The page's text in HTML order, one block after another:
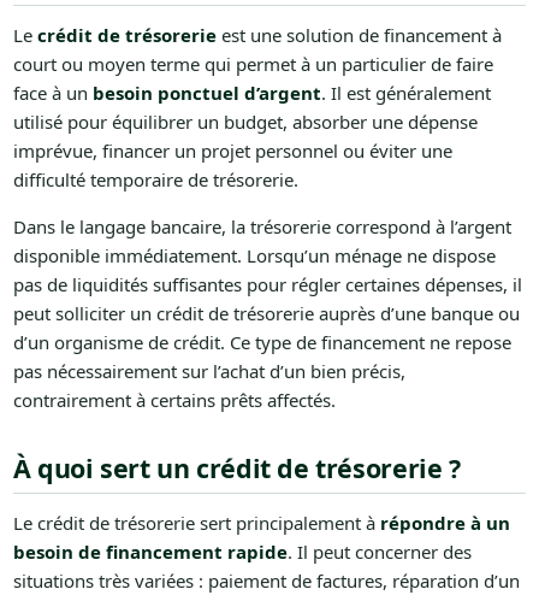
Le crédit de trésorerieest une solution de financement à
court ou moyen terme qui permet à un particulier de faire
face à un besoin ponctuel d’argent. Il est généralement
utilisé pour équilibrer un budget, absorber une dépense
imprévue, financer un projet personnel ou éviter une
difficulté temporaire de trésorerie.
Dans le langage bancaire, la trésorerie correspond à l’argent
disponible immédiatement. Lorsqu’un ménage ne dispose
pas de liquidités suffisantes pour régler certaines dépenses, il
peut solliciter un crédit de trésorerie auprès d’une banque ou
d’un organisme de crédit. Ce type de financement ne repose
pas nécessairement sur l’achat d’un bien précis,
contrairement à certains prêts affectés.
À quoi sert un crédit de trésorerie ?
Le crédit de trésorerie sert principalement à répondre à un
besoin de financement rapide. Il peut concerner des
situations très variées : paiement de factures, réparation d’un